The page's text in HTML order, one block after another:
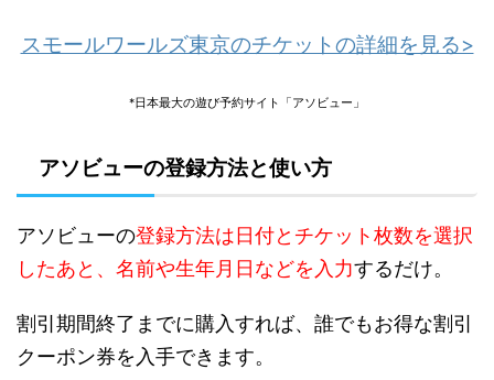
スモールワールズ東京のチケットの詳細を見る>
*日本最大の遊び予約サイト「アソビュー」
アソビューの登録方法と使い方
アソビューの登録方法は日付とチケット枚数を選択
したあと、名前や生年月日などを入力するだけ。
割引期間終了までに購入すれば、誰でもお得な割引
クーポン券を入手できます。